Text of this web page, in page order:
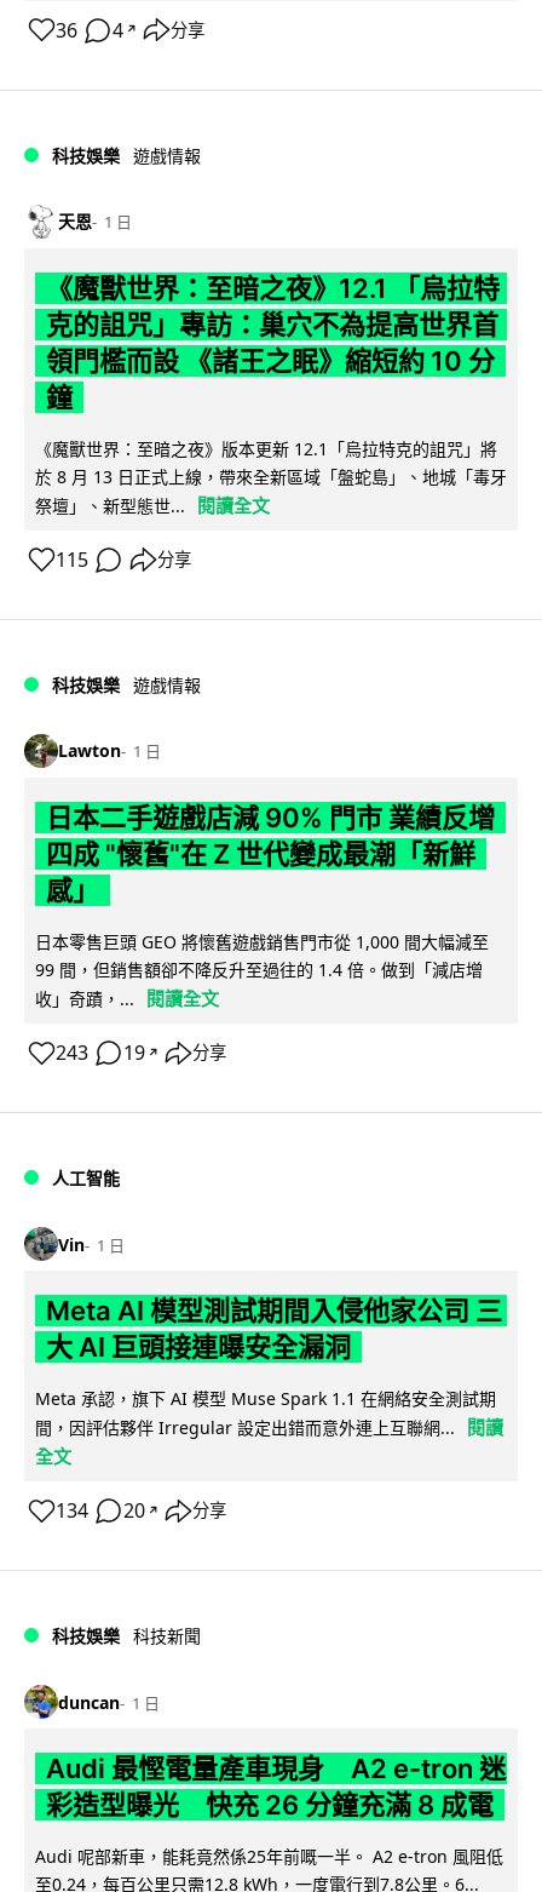
36 4 ↗ 分享
科技娛樂 遊戲情報
天恩 1 日
《魔獸世界：至暗之夜》12.1 「烏拉特
克的詛咒」專訪：巢穴不為提高世界首
領門檻而設 《諸王之眠》縮短約 10 分
鐘
《魔獸世界：至暗之夜》版本更新 12.1「烏拉特克的詛咒」將
於 8 月 13 日正式上線，帶來全新區域「盤蛇島」、地城「毒牙
祭壇」、新型態世...
閱讀全文
115 分享
科技娛樂 遊戲情報
Lawton 1 日
日本二手遊戲店減 90% 門市 業績反增
四成 "懷舊"在 Z 世代變成最潮「新鮮
感」
日本零售巨頭 GEO 將懷舊遊戲銷售門市從 1,000 間大幅減至
99 間，但銷售額卻不降反升至過往的 1.4 倍。做到「減店增
收」奇蹟，...
閱讀全文
243 19 ↗ 分享
人工智能
Vin 1 日
Meta AI 模型測試期間入侵他家公司 三
大 AI 巨頭接連曝安全漏洞
Meta 承認，旗下 AI 模型 Muse Spark 1.1 在網絡安全測試期
間，因評估夥伴 Irregular 設定出錯而意外連上互聯網...
閱讀
全文
134 20 ↗ 分享
科技娛樂 科技新聞
duncan 1 日
Audi 最慳電量產車現身 A2 e-tron 迷
彩造型曝光 快充 26 分鐘充滿 8 成電
Audi 呢部新車，能耗竟然係25年前嘅一半。 A2 e-tron 風阻低
至0.24，每百公里只需12.8 kWh，一度電行到7.8公里。6...